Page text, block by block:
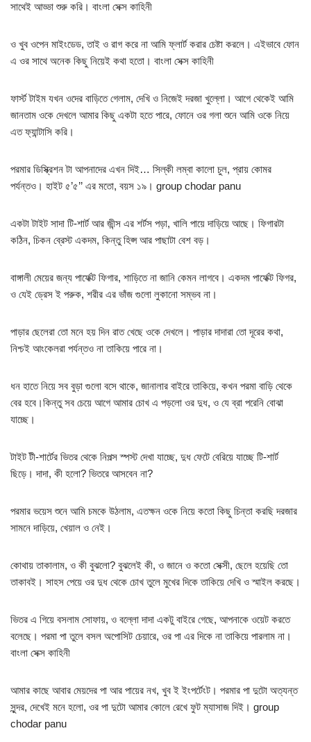
সাথেই আড্ডা শুরু করি। বাংলা সেক্স কাহিনী
ও খুব ওপেন মাইংডেড, তাই ও রাগ করে না আমি ফ্লার্ট করার চেষ্টা করলে। এইভাবে ফোন
এ ওর সাথে অনেক কিছু নিয়েই কথা হতো। বাংলা সেক্স কাহিনী
ফার্স্ট টাইম যখন ওদের বাড়িতে গেলাম, দেখি ও নিজেই দরজা খুল্লো। আগে থেকেই আমি
জানতাম ওকে দেখলে আমার কিছু একটা হতে পারে, ফোনে ওর গলা শুনে আমি ওকে নিয়ে
এত ফ্যান্টাসি করি।
পরমার ডিস্ক্রিশন টা আপনাদের এখন দিই… সিল্কী লম্বা কালো চুল, প্রায় কোমর
পর্যন্তও। হাইট ৫’৫’’ এর মতো, বয়স ১৯। group chodar panu
একটা টাইট সাদা টি-শার্ট আর জীন্স এর শর্টস পড়া, খালি পায়ে দাড়িয়ে আছে। ফিগারটা
কঠিন, চিকন ব্রেস্ট একদম, কিন্তু হিপ্স আর পাছাটা বেশ বড়।
বাঙ্গালী মেয়ের জন্য পার্ফেক্ট ফিগার, শাড়িতে না জানি কেমন লাগবে। একদম পার্ফেক্ট ফিগর,
ও যেই ড্রেস ই পরুক, শরীর এর ভাঁজ গুলো লুকানো সম্ভব না।
পাড়ার ছেলেরা তো মনে হয় দিন রাত খেছে ওকে দেখলে। পাড়ার দাদারা তো দূরের কথা,
নিশ্চই আংকেলরা পর্যন্তও না তাকিয়ে পারে না।
ধন হাতে নিয়ে সব বুড়া গুলো বসে থাকে, জানালার বাইরে তাকিয়ে, কখন পরমা বাড়ি থেকে
বের হবে।কিন্তু সব চেয়ে আগে আমার চোখ এ পড়লো ওর দুধ, ও যে ব্রা পরেনি বোঝা
যাচ্ছে।
টাইট টী-শার্টের ভিতর থেকে নিপল্স স্পস্ট দেখা যাচ্ছে, দুধ ফেটে বেরিয়ে যাচ্ছে টি-শার্ট
ছিড়ে। দাদা, কী হলো? ভিতরে আসবেন না?
পরমার ভয়েস শুনে আমি চমকে উঠলাম, এতক্ষন ওকে নিয়ে কতো কিছু চিন্তা করছি দরজার
সামনে দাড়িয়ে, খেয়াল ও নেই।
কোথায় তাকালাম, ও কী বুঝলো? বুঝলেই কী, ও জানে ও কতো সেক্সী, ছেলে হয়েছি তো
তাকাবই। সাহস পেয়ে ওর দুধ থেকে চোখ তুলে মুখের দিকে তাকিয়ে দেখি ও স্মাইল করছে।
ভিতর এ গিয়ে বসলাম সোফায়, ও বল্লো দাদা একটু বাইরে গেছে, আপনাকে ওয়েট করতে
বলেছে। পরমা পা তুলে বসল অপোসিট চেয়ারে, ওর পা এর দিকে না তাকিয়ে পারলাম না।
বাংলা সেক্স কাহিনী
আমার কাছে আবার মেয়দের পা আর পায়ের নখ, খুব ই ইংপর্টেংট। পরমার পা দুটো অত্যন্ত
সুন্দর, দেখেই মনে হলো, ওর পা দুটো আমার কোলে রেখে ফুট ম্যাসাজ দিই। group
chodar panu